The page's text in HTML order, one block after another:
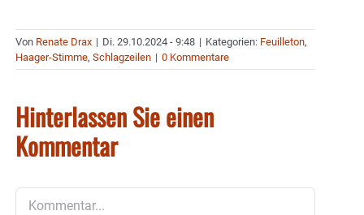
Von Renate Drax | Di. 29.10.2024 - 9:48 | Kategorien: Feuilleton,
Haager-Stimme, Schlagzeilen | 0 Kommentare
Hinterlassen Sie einen
Kommentar